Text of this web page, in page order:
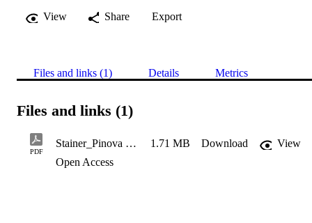
View
Share Export
Files and links (1) Details Metrics
Files and links (1)
PDF
Stainer_Pinova - eine Sorte für Mittelgebirgslagen 1.71 MB Download
View
Open Access